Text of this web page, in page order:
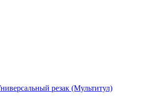
резак (Мультитул)